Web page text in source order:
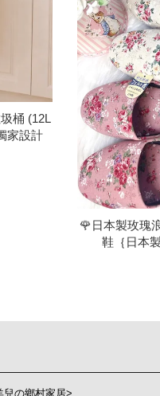
桶 (12L
家設計
🌹日本製玫瑰
鞋｛日本
の鄉村家居>